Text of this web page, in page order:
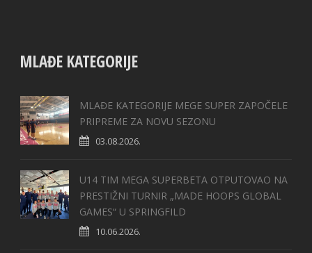
MLAĐE KATEGORIJE
MLAĐE KATEGORIJE MEGE SUPER ZAPOČELE
PRIPREME ZA NOVU SEZONU
03.08.2026.
U14 TIM MEGA SUPERBETA OTPUTOVAO NA
PRESTIŽNI TURNIR „MADE HOOPS GLOBAL
GAMES“ U SPRINGFILD
10.06.2026.